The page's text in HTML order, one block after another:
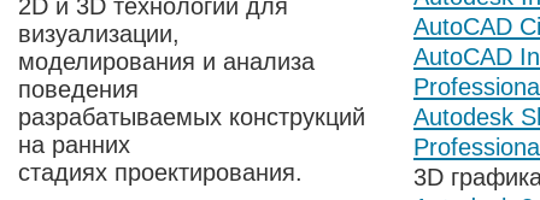
2D и 3D технологии для
визуализации,
моделирования и анализа
поведения
разрабатываемых конструкций
на ранних
стадиях проектирования.
AutoCAD
AutoCAD
Autodesk
3D